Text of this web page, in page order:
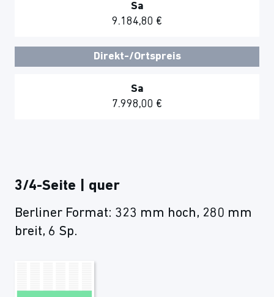
Sa
9.184,80 €
Direkt-/Ortspreis
Sa
7.998,00 €
3/4-Seite | quer
Berliner Format: 323 mm hoch, 280 mm
breit, 6 Sp.